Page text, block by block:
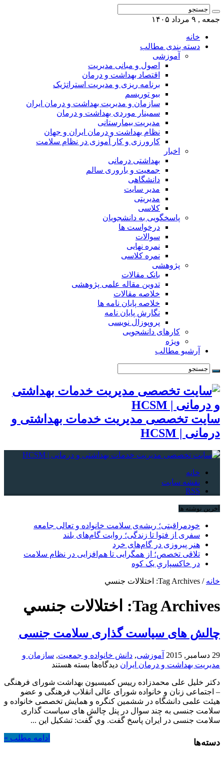
جمعه , ۹ مرداد ۱۴۰۵
خانه
دسته بندی مطالب
آموزشی
اصول و مبانی مدیریت
اقتصاد بهداشت و درمان
برنامه ریزی و مدیریت استراتژیک
بیو توریسم
سازمان و مدیریت بهداشت و درمان ایران
سمینار موردی بهداشت و درمان
مدیریت بیمارستانی
نظام بهداشت و درمان ایران و جهان
کارورزی و کار آموزی در نظام سلامت
اخبار
بهداشتی درمانی
جمعیت و باروری سالم
دانشگاهی
مدیر سایت
مدیریتی
کلاسی
پاسخگویی به دانشجویان
درخواست ها
سوالات
نمره نهایی
نمره کلاسی
پژوهشی
بانک مقالات
تدوین مقاله علمی پژوهشی
خلاصه مقالات
خلاصه پایان نامه ها
نگارش پایان نامه
پروپوزال نویسی
کارهای دانشجویی
ویژه
آرشیو مطالب
سایت تخصصی مدیریت خدمات بهداشتی و
درمانی | HCSM
خانه
نقشه سایت
RSS
آخرین نوشته ها
خودمراقبتی؛ ریشه‌ی سلامت خانواده و تعالی جامعه
سفری از فتوا تا زندگی؛ روایت گام‌های بلند
هنر پیروزی در گام‌های خرد
تلاقی تخصص؛ از همگرایی تا هم‌افزایی در نظام سلامت
در خاکسپاریِ یک کوه
خانه / Tag Archives: اختلالات جنسي
Tag Archives: اختلالات جنسي
چالش های سیاست گذاری سلامت جنسی
29 دسامبر, 2015 آموزشی, دانش خانواده و جمعیت, سازمان و
مدیریت بهداشت و درمان ایران دیدگاه‌ها برای
های
سیاست
گذاری
سلامت
جنسی
بسته هستند
دکتر خلیل علی محمدزاده رییس کمیسیون بهداشت شورای فرهنگی
– اجتماعی زنان و خانواده شورای عالی انقلاب فرهنگی و عضو
هیئت علمی دانشگاه در ششمین کنگره و همایش تخصصی خانواده و
سلامت جنسی به چند سوال در پنل چالش های سیاست گذاری
سلامت جنسی در ایران پاسخ گفت. وي گفت: تشكيل اين ...
ادامه مطلب » دسته‌ها